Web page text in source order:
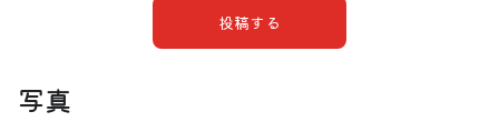
投稿する
写真